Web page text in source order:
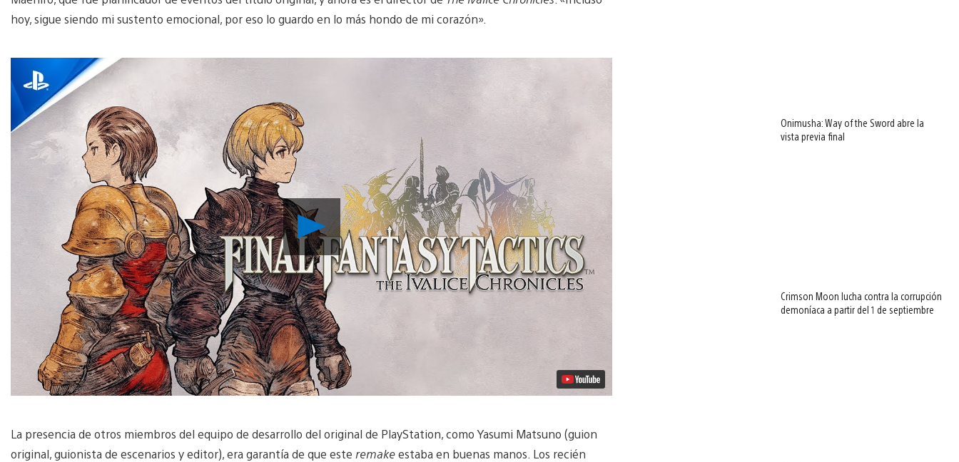
hoy, sigue siendo mi sustento emocional, por eso lo guardo en lo más hondo de mi corazón».
Reproducir
vídeo
La presencia de otros miembros del equipo de desarrollo del original de PlayStation, como Yasumi Matsuno (guion
original, guionista de escenarios y editor), era garantía de que este remakeestaba en buenas manos. Los recién
Onimusha: Way of the Sword abre la
vista previa final
Crimson Moon lucha contra la corrupción
demoníaca a partir del 1 de septiembre